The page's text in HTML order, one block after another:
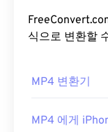
FreeConvert.com MP4 파일을 다음과 같은 다
식으로 변환할
MP4 변환기
MP4 에게